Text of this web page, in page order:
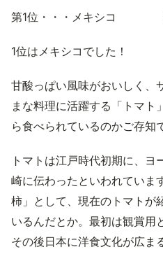
第1位・・・メキシコ
1位はメキシコでした！
甘酸っぱい風味がおいしく、
まな料理に活躍する「トマト
ら食べられているのかご存知
トマトは江戸時代初期に、
崎に伝わったといわれていま
柿」として、現在のトマトが
いるんだとか。最初は観賞用
その後日本に洋食文化が広ま